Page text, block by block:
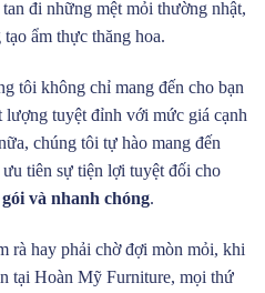
đi những mệt mỏi thường nhật,
ẩm thực thăng hoa.
tôi không chỉ mang đến cho bạn
lượng tuyệt đỉnh với mức giá cạnh
chúng tôi tự hào mang đến
tiên sự tiện lợi tuyệt đối cho
và nhanh chóng.
rà hay phải chờ đợi mòn mỏi, khi
tại Hoàn Mỹ Furniture, mọi thứ